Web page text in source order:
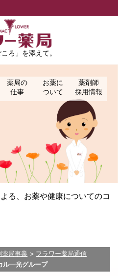
ろ」を添えて。
薬局の
仕事
お薬に
ついて
薬剤師
採用情報
る、お薬や健康についてのコ
薬局事業
フラワー薬局通信
ル一光グループ